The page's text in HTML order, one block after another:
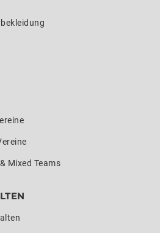
Mixed Teams